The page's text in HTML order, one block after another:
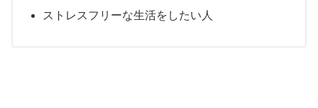
ストレスフリーな生活をしたい人